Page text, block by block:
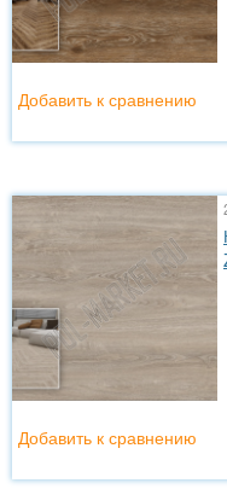
Добавить к сравнению
Добавить к сравнению